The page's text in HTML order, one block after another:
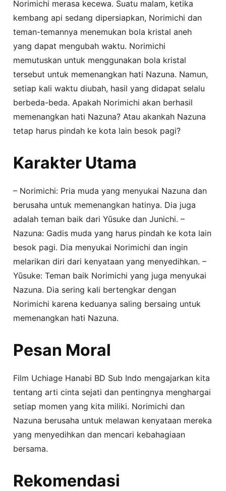
Norimichi merasa kecewa. Suatu malam, ketika
kembang api sedang dipersiapkan, Norimichi dan
teman-temannya menemukan bola kristal aneh
yang dapat mengubah waktu. Norimichi
memutuskan untuk menggunakan bola kristal
tersebut untuk memenangkan hati Nazuna. Namun,
setiap kali waktu diubah, hasil yang didapat selalu
berbeda-beda. Apakah Norimichi akan berhasil
memenangkan hati Nazuna? Atau akankah Nazuna
tetap harus pindah ke kota lain besok pagi?
Karakter Utama
– Norimichi: Pria muda yang menyukai Nazuna dan
berusaha untuk memenangkan hatinya. Dia juga
adalah teman baik dari Yūsuke dan Junichi. –
Nazuna: Gadis muda yang harus pindah ke kota lain
besok pagi. Dia menyukai Norimichi dan ingin
melarikan diri dari kenyataan yang menyedihkan. –
Yūsuke: Teman baik Norimichi yang juga menyukai
Nazuna. Dia sering kali bertengkar dengan
Norimichi karena keduanya saling bersaing untuk
memenangkan hati Nazuna.
Pesan Moral
Film Uchiage Hanabi BD Sub Indo mengajarkan kita
tentang arti cinta sejati dan pentingnya menghargai
setiap momen yang kita miliki. Norimichi dan
Nazuna berusaha untuk melawan kenyataan mereka
yang menyedihkan dan mencari kebahagiaan
bersama.
Rekomendasi